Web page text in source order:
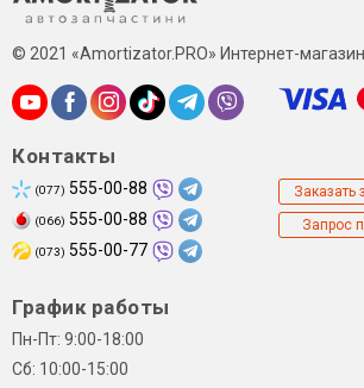
© 2021 «Amortizator.PRO» Интернет-магазин
Контакты
(077) 555-00-88
(066) 555-00-88
(073) 555-00-77
Заказать
Запрос
График работы
Пн-Пт: 9:00-18:00
Сб: 10:00-15:00